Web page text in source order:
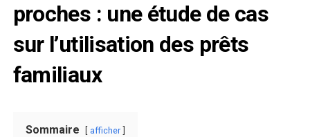
proches : une étude de cas
sur l’utilisation des prêts
familiaux
Sommaire afficher